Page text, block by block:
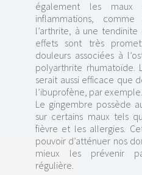
également les
inflammations,
l’arthrite, à une
effets sont très
douleurs associées à
polyarthrite
serait aussi efficace que
l’ibuprofène, par exemple.
Le gingembre possède
sur certains maux tels
fièvre et les allergies.
pouvoir d’atténuer nos
mieux les prévenir
régulière.